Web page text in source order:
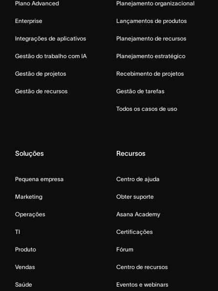
Plano Advanced
Enterprise
Integrações de aplicativos
Gestão do trabalho com IA
Gestão de projetos
Gestão de recursos
Planejamento organizacional
Lançamentos de produtos
Planejamento de recursos
Planejamento estratégico
Recebimento de projetos
Gestão de tarefas
Todos os casos de uso
Soluções
Pequena empresa
Marketing
Operações
TI
Produto
Vendas
Saúde
Recursos
Centro de ajuda
Obter suporte
Asana Academy
Certificações
Fórum
Centro de recursos
Eventos e webinars